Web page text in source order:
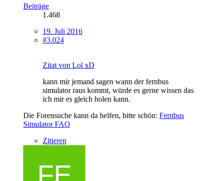
Beiträge
1.468
19. Juli 2016
#3.024
Zitat von Lol xD
kann mir jemand sagen wann der fernbus
simulator raus kommt, würde es gerne wissen das
ich mir es gleich holen kann.
Die Forensuche kann da helfen, bitte schön: Fernbus
Simulator FAQ
Zitieren